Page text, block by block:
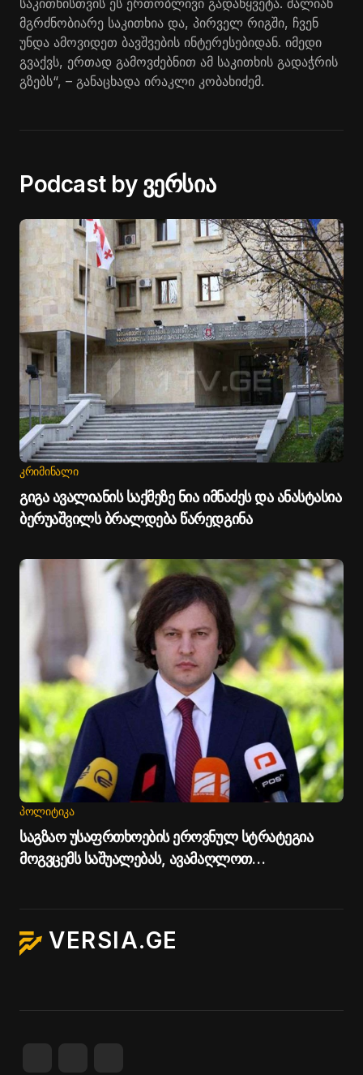
საკითხისთვის ეს ერთობლივი გადაწყვეტა. ძალიან
მგრძნობიარე საკითხია და, პირველ რიგში, ჩვენ
უნდა ამოვიდეთ ბავშვების ინტერესებიდან. იმედი
გვაქვს, ერთად გამოვძებნით ამ საკითხის გადაჭრის
გზებს“, – განაცხადა ირაკლი კობახიძემ.
Podcast by ვერსია
ᲙᲠᲘᲛᲘᲜᲐᲚᲘ
გიგა ავალიანის საქმეზე ნია იმნაძეს და ანასტასია
ბერუაშვილს ბრალდება წარედგინა
ᲞᲝᲚᲘᲢᲘᲙᲐ
საგზაო უსაფრთხოების ეროვნულ სტრატეგია
მოგვცემს საშუალებას, ავამაღლოთ
VERSIA.GE